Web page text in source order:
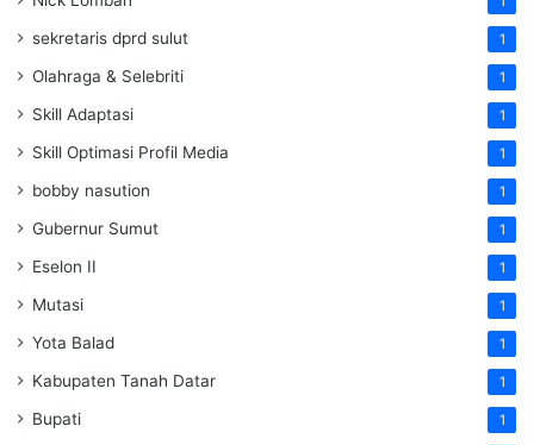
sekretaris dprd sulut 1
Olahraga & Selebriti 1
Skill Adaptasi 1
Skill Optimasi Profil Media 1
bobby nasution 1
Gubernur Sumut 1
Eselon II 1
Mutasi 1
Yota Balad 1
Kabupaten Tanah Datar 1
Bupati 1